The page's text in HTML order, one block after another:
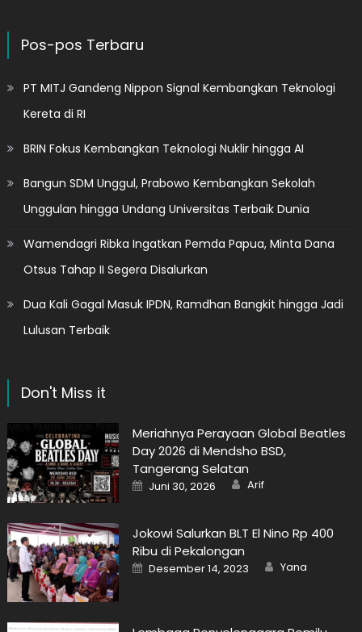
Pos-pos Terbaru
PT MITJ Gandeng Nippon Signal Kembangkan Teknologi
Kereta di RI
BRIN Fokus Kembangkan Teknologi Nuklir hingga AI
Bangun SDM Unggul, Prabowo Kembangkan Sekolah
Unggulan hingga Undang Universitas Terbaik Dunia
Wamendagri Ribka Ingatkan Pemda Papua, Minta Dana
Otsus Tahap II Segera Disalurkan
Dua Kali Gagal Masuk IPDN, Ramdhan Bangkit hingga Jadi
Lulusan Terbaik
Don't Miss it
Meriahnya Perayaan Global Beatles
Day 2026 di Mendsho BSD,
Tangerang Selatan
Posted
on
Juni 30, 2026 Author
Arif
Jokowi Salurkan BLT El Nino Rp 400
Ribu di Pekalongan
Posted
on
Desember 14, 2023 Author
Yana